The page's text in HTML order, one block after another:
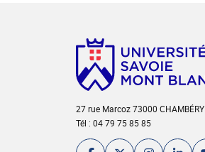
27 rue Marcoz 73000 CHAMBÉRY
Tél : 04 79 75 85 85